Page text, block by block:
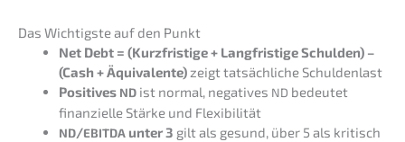
Das Wichtigs­te auf den Punkt
Net Debt = (Kurzfris­ti­ge + Langfris­ti­ge Schul­den) –
(Cash + Äquiva­len­te) zeigt tatsäch­li­che Schuldenlast
Positi­ves ND ist normal, negati­ves ND bedeu­tet
finan­zi­el­le Stärke und Flexibilität
ND/EBITDA unter 3 gilt als gesund, über 5 als kritisch